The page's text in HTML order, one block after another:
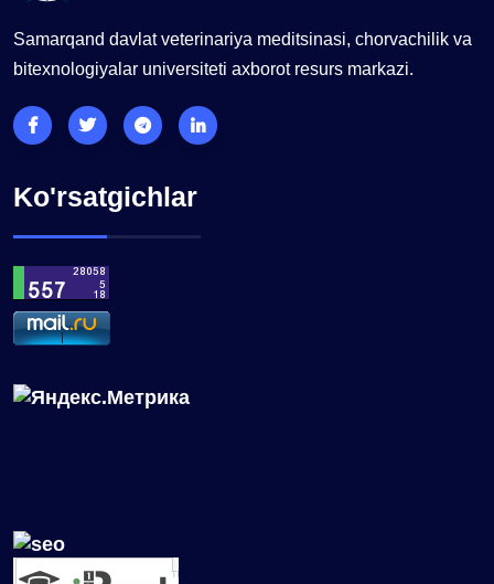
Samarqand davlat veterinariya meditsinasi, chorvachilik va
bitexnologiyalar universiteti axborot resurs markazi.
Ko'rsatgichlar